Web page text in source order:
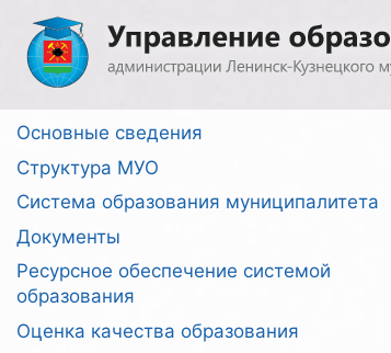
Перейти
содержимому
Основные сведения
Структура МУО
Система образования муниципалитета
Документы
Ресурсное обеспечение системой
образования
Оценка качества образования